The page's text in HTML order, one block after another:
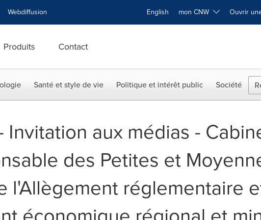
Webdiffusion English mon CNW Ouvrir
Produits Contact
Santé et style de vie Politique et intérêt public Société
Invitation aux médias -
des Petites et
l'Allègement réglementaire